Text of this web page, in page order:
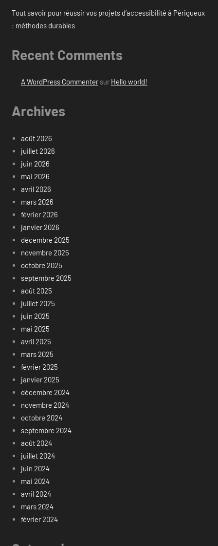
Tout savoir pour réussir vos projets d’accessibilité à Périgueux
: méthodes durables
Recent Comments
A WordPress Commentersur Hello world!
Archives
août 2026
juillet 2026
juin 2026
mai 2026
avril 2026
mars 2026
février 2026
janvier 2026
décembre 2025
novembre 2025
octobre 2025
septembre 2025
août 2025
juillet 2025
juin 2025
mai 2025
avril 2025
mars 2025
février 2025
janvier 2025
décembre 2024
novembre 2024
octobre 2024
septembre 2024
août 2024
juillet 2024
juin 2024
mai 2024
avril 2024
mars 2024
février 2024